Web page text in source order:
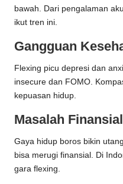
bawah. Dari pengalaman
ikut tren ini.
Gangguan
Flexing picu depresi dan
insecure dan FOMO.
kepuasan hidup.
Masalah
Gaya hidup boros bikin
bisa merugi finansial. Di
gara flexing.